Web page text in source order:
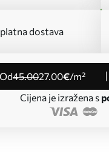
dostava
od45.0027.00€/m²
Cijena je izražena s